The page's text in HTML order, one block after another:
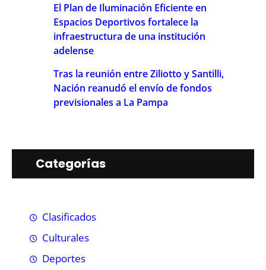
El Plan de Iluminación Eficiente en
Espacios Deportivos fortalece la
infraestructura de una institución
adelense
Tras la reunión entre Ziliotto y Santilli,
Nación reanudó el envío de fondos
previsionales a La Pampa
Categorías
Clasificados
Culturales
Deportes